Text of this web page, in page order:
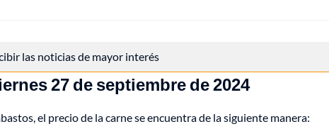
las noticias de mayor interés
27 de septiembre de 2024
el precio de la carne se encuentra de la siguiente manera: